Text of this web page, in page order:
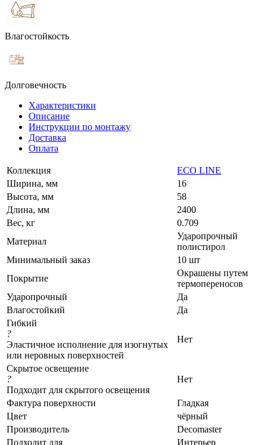
Влагостойкость
Долговечность
Характеристики
Описание
Инструкции по монтажу
Доставка
Оплата
Коллекция
ECO LINE
Ширина, мм
16
Высота, мм
58
Длина, мм
2400
Вес, кг
0.709
Материал
Ударопрочный
полистирол
Минимальный заказ
10 шт
Покрытие
Окрашены путем
термопереносов
Ударопрочный
Да
Влагостойкий
Да
Гибкий
?
Эластичное исполнение для изогнутых
или неровных поверхностей
Нет
Скрытое освещение
?
Подходит для скрытого освещения
Нет
Фактура поверхности
Гладкая
Цвет
чёрный
Производитель
Decomaster
Подходит для
Интерьер